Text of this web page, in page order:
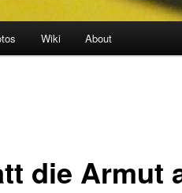
Wiki About
die Armut